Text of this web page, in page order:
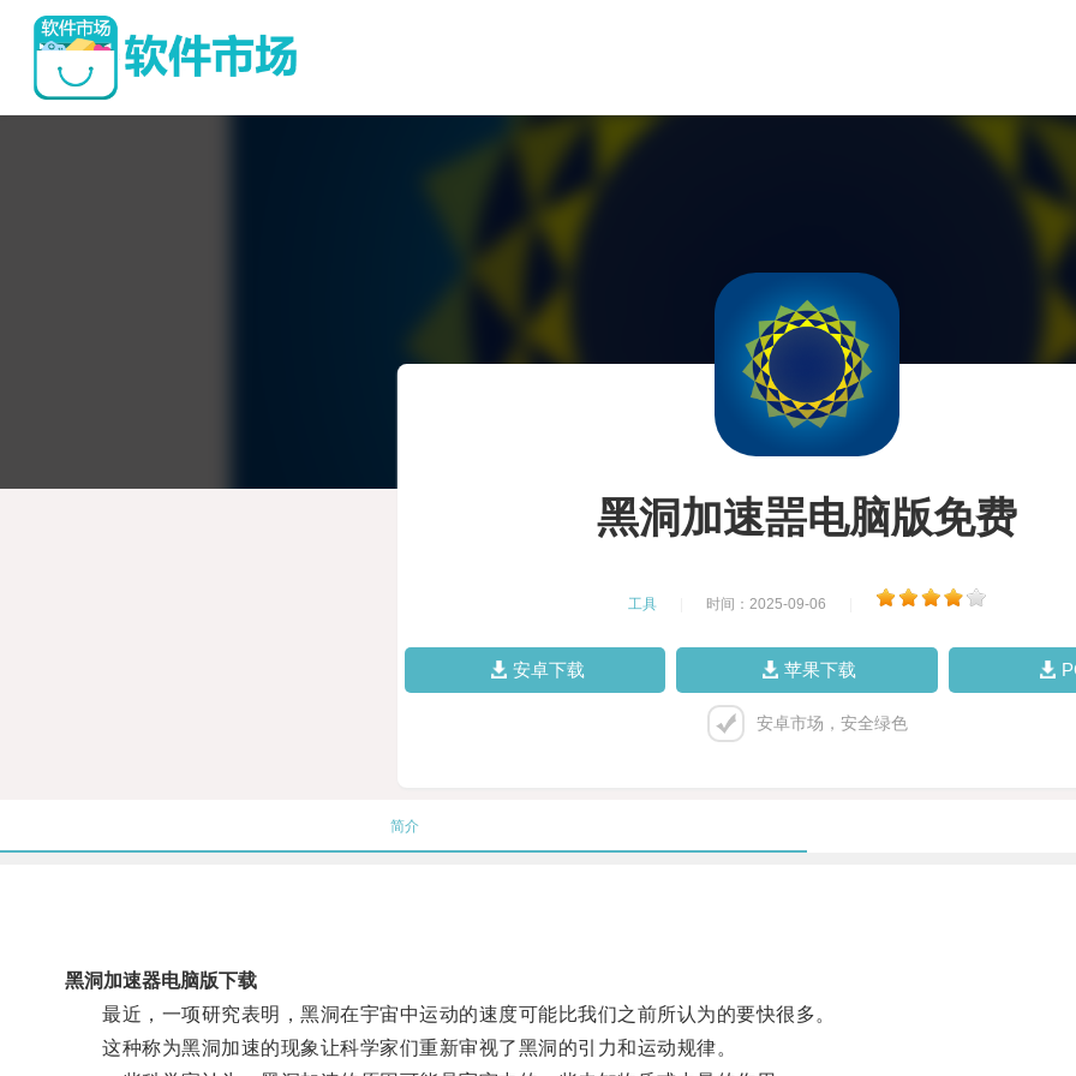
黑洞加速噐电脑版免费
工具 时间：2025-09-06
安卓下载 苹果下载
安卓市场，安全绿色
简介
黑洞加速器电脑版下载
最近，一项研究表明，黑洞在宇宙中运动的速度可能比我们之前所认为的要快很多。
这种称为黑洞加速的现象让科学家们重新审视了黑洞的引力和运动规律。